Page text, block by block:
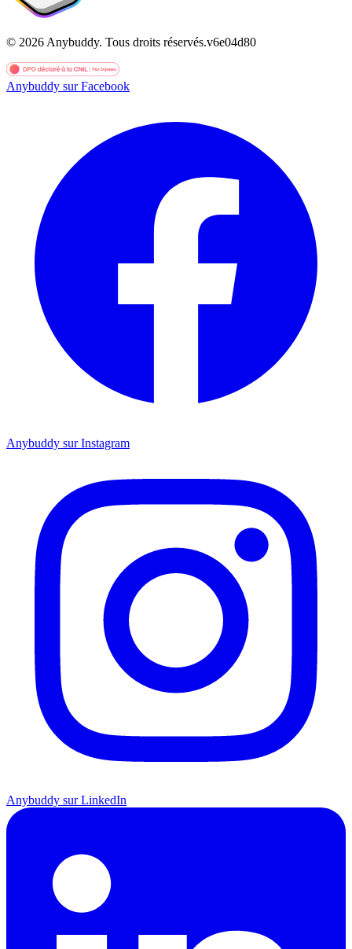
© 2026 Anybuddy. Tous droits réservés.v6e04d80
Anybuddy sur Facebook
Anybuddy sur Instagram
Anybuddy sur LinkedIn